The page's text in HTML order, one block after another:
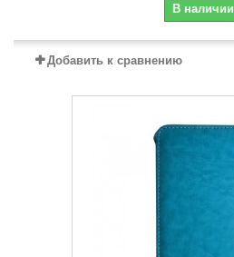
В наличии
Добавить к сравнению